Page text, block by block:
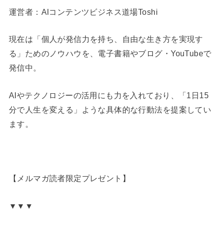
運営者：AIコンテンツビジネス道場Toshi
現在は「個人が発信力を持ち、自由な生き方を実現す
る」ためのノウハウを、電子書籍やブログ・YouTubeで
発信中。
AIやテクノロジーの活用にも力を入れており、「1日15
分で人生を変える」ような具体的な行動法を提案してい
ます。
【メルマガ読者限定プレゼント】
▼▼▼